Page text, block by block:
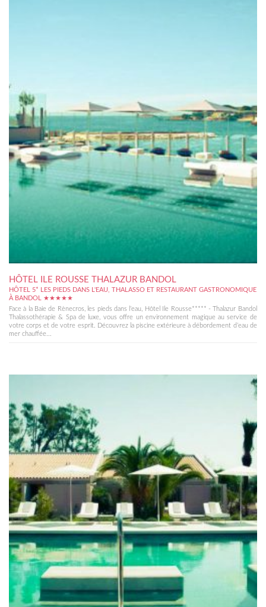
HÔTEL ILE ROUSSE THALAZUR BANDOL
HÔTEL 5* LES PIEDS DANS L'EAU, THALASSO ET RESTAURANT GASTRONOMIQUE
À BANDOL ★★★★★
Face à la Baie de Rènecros, les pieds dans l’eau, Hôtel Ile Rousse***** - Thalazur Bandol
Thalassothérapie & Spa de luxe, vous offre un environnement magique au service de
votre corps et de votre esprit. Découvrez la piscine extérieure à débordement d’eau de
mer chauffée...